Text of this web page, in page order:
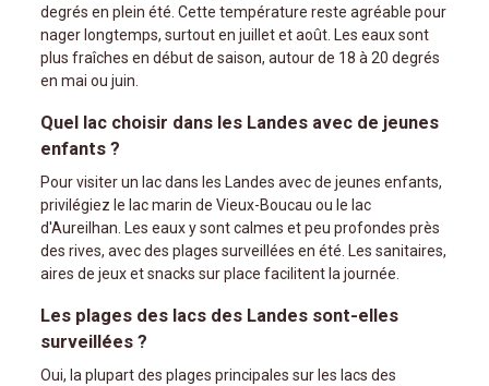
degrés en plein été. Cette température reste agréable pour
nager longtemps, surtout en juillet et août. Les eaux sont
plus fraîches en début de saison, autour de 18 à 20 degrés
en mai ou juin.
Quel lac choisir dans les Landes avec de jeunes
enfants ?
Pour visiter un lac dans les Landes avec de jeunes enfants,
privilégiez le lac marin de Vieux-Boucau ou le lac
d'Aureilhan. Les eaux y sont calmes et peu profondes près
des rives, avec des plages surveillées en été. Les sanitaires,
aires de jeux et snacks sur place facilitent la journée.
Les plages des lacs des Landes sont-elles
surveillées ?
Oui, la plupart des plages principales sur les lacs des